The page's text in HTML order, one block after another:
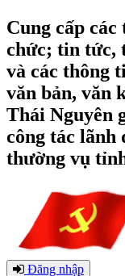
Cung cấp
chức; tin tức,
và các thông
văn bản, văn
Thái Nguyên
công tác lãnh
thường vụ
Đăng nhập